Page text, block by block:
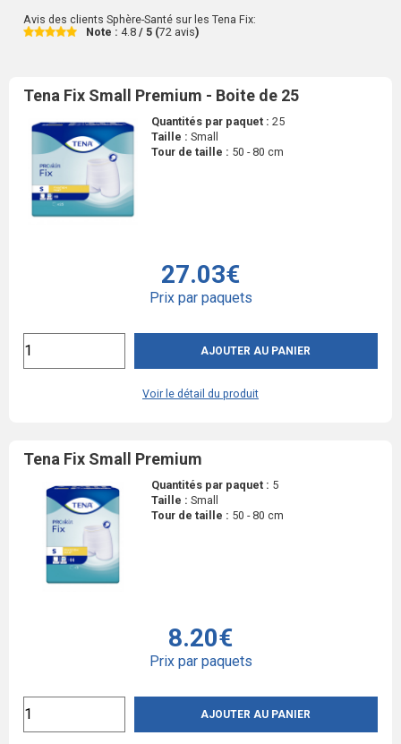
Avis des clients Sphère-Santé sur les Tena Fix:
Note : 4.8 / 5 (72 avis)
Tena Fix Small Premium - Boite de 25
Quantités par paquet : 25
Taille : Small
Tour de taille : 50 - 80 cm
27.03€
Prix par paquets
AJOUTER AU PANIER
Voir le détail du produit
Tena Fix Small Premium
Quantités par paquet : 5
Taille : Small
Tour de taille : 50 - 80 cm
8.20€
Prix par paquets
AJOUTER AU PANIER